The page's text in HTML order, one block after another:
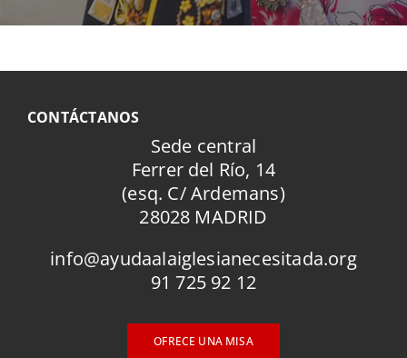
CONTÁCTANOS
Sede central
Ferrer del Río, 14
(esq. C/ Ardemans)
28028 MADRID
info@ayudaalaiglesianecesitada.org
91 725 92 12
OFRECE UNA MISA